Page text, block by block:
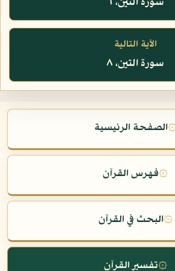
الآية التالية
سورة التين، ٨
الصفحة الرئيسية
۞فهرس القرآن
۞البحث في القرآن
۞تفسير القرآن